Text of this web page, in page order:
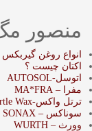
منصور
انواع روغن
اکتان چیست ؟
اتوسل-AUTOSOL
مفرا – MA*FRA
ترتل واکس-Turtle Wax
سوناکس – SONAX
وورث – WURTH